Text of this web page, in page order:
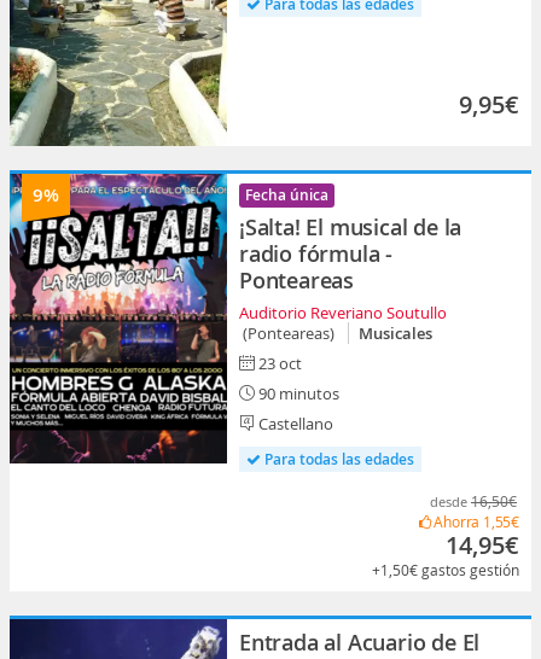
Para todas las edades
9,95€
9% Fecha única
¡Salta! El musical de la
radio fórmula -
Ponteareas
Auditorio Reveriano Soutullo
(Ponteareas)
Musicales
23 oct
90 minutos
Castellano
Para todas las edades
desde 16,50€
Ahorra 1,55€
14,95€
+1,50€gastos gestión
Entrada al Acuario de El